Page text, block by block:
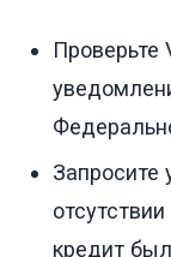
Проверьте
Запросите
кредит